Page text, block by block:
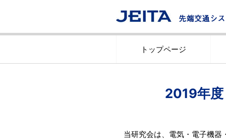
トップページ
2019年
当研究会は、電気・電子機